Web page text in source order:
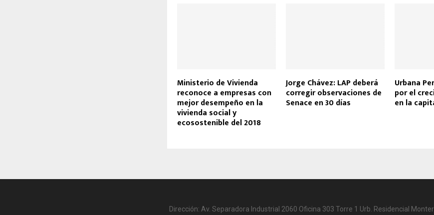
Ministerio de Vivienda
reconoce a empresas con
mejor desempeño en la
vivienda social y
ecosostenible del 2018
Jorge Chávez: LAP deberá
corregir observaciones de
Senace en 30 días
Urbana
por el
en la
Dirección: Av. Separadora Industrial 2060 Oficina 303 Torre 1 Urb. Residencial